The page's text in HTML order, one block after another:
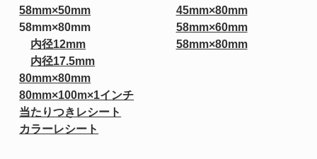
58mm×50mm
58mm×80mm
内径12mm
内径17.5mm
80mm×80mm
80mm×100m×1インチ
当たりつきレシート
カラーレシート
45mm×80mm
58mm×60mm
58mm×80mm